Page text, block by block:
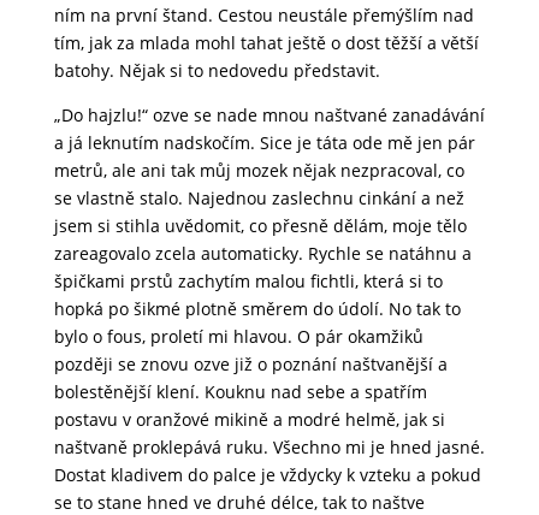
ním na první štand. Cestou neustále přemýšlím nad
tím, jak za mlada mohl tahat ještě o dost těžší a větší
batohy. Nějak si to nedovedu představit.
„Do hajzlu!“ ozve se nade mnou naštvané zanadávání
a já leknutím nadskočím. Sice je táta ode mě jen pár
metrů, ale ani tak můj mozek nějak nezpracoval, co
se vlastně stalo. Najednou zaslechnu cinkání a než
jsem si stihla uvědomit, co přesně dělám, moje tělo
zareagovalo zcela automaticky. Rychle se natáhnu a
špičkami prstů zachytím malou fichtli, která si to
hopká po šikmé plotně směrem do údolí. No tak to
bylo o fous, proletí mi hlavou. O pár okamžiků
později se znovu ozve již o poznání naštvanější a
bolestěnější klení. Kouknu nad sebe a spatřím
postavu v oranžové mikině a modré helmě, jak si
naštvaně proklepává ruku. Všechno mi je hned jasné.
Dostat kladivem do palce je vždycky k vzteku a pokud
se to stane hned ve druhé délce, tak to naštve